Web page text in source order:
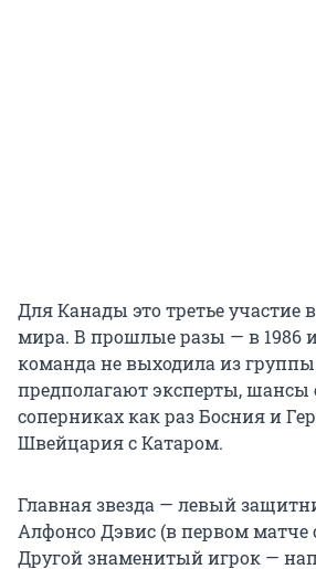
Для Канады это третье участие
мира. В прошлые разы — в 1986 и
команда не выходила из
предполагают эксперты, шансы
соперниках как раз Босния и
Швейцария с Катаром.
Главная звезда — левый
Алфонсо Дэвис (в первом матче
Другой знаменитый игрок —